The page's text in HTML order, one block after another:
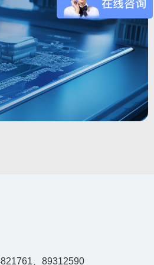
、89312590